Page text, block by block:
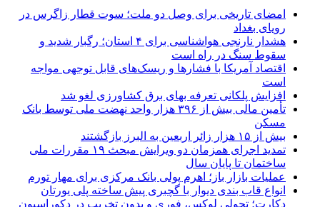
امضای تاریخی برای وصل دو ملت؛ سوت قطار زاگرس در
رویای بغداد
هشدار نارنجی هواشناسی برای ۴ استان؛ رگبار شدید و
سقوط سنگ در راه است
اقتصاد آمریکا با فشارها و ریسک‌های قابل توجهی مواجه
است
افزایش پلکانی تعرفه بهای برق کشاورزی لغو شد
تأمین مالی بیش از ۳۹۶ هزار واحد نهضت ملی توسط بانک
مسکن
بیش از ۱۵ هزار زائر اربعین به البرز بازگشتند
تمدید اجرای همزمان دو ویرایش مبحث ۱۹ مقررات ملی
ساختمان تا پایان سال
عملیات بازار باز؛ اهرم پولی بانک مرکزی برای مهار تورم
انواع قاب بندی دیوار با گچبری پیش ساخته پلی یورتان
دکارت؛ تحولی لوکس، فوری و بدون تخریب در دکوراسیون